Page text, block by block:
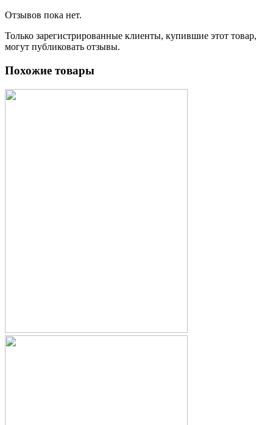
Отзывов пока нет.
Только зарегистрированные клиенты, купившие этот товар,
могут публиковать отзывы.
Похожие товары